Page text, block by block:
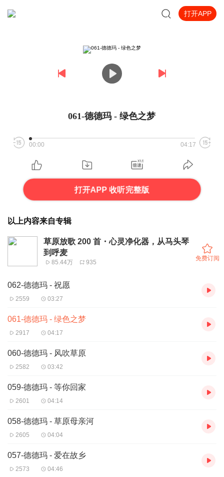
打开APP
061-德德玛 - 绿色之梦
00:00 04:17
打开APP 收听完整版
以上内容来自专辑
草原放歌 200 首・心灵净化器，从马头琴
到呼麦
85.44万 935
免费订阅
062-德德玛 - 祝愿
2559 03:27
061-德德玛 - 绿色之梦
2917 04:17
060-德德玛 - 风吹草原
2582 03:42
059-德德玛 - 等你回家
2601 04:14
058-德德玛 - 草原母亲河
2605 04:04
057-德德玛 - 爱在故乡
2573 04:46